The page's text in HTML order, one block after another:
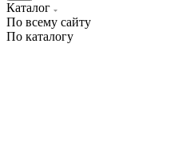
Каталог
По всему сайту
По каталогу